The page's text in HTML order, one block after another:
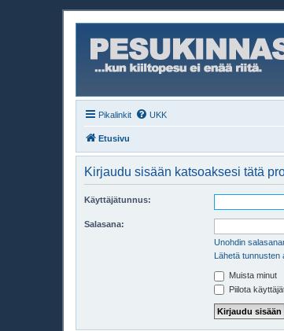
Pikalinkit UKK
Etusivu
Kirjaudu sisään katsoaksesi tätä
Käyttäjätunnus:
Salasana:
Unohdin
Lähetä tunnusten
Muista minut
Piilota